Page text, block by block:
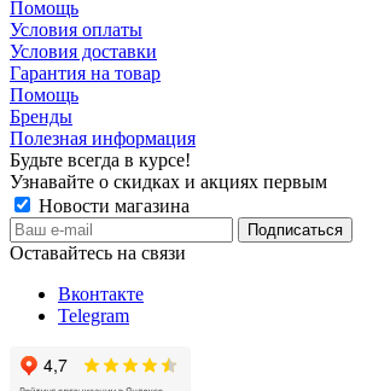
Помощь
Условия оплаты
Условия доставки
Гарантия на товар
Помощь
Бренды
Полезная информация
Будьте всегда в курсе!
Узнавайте о скидках и акциях первым
Новости магазина
Оставайтесь на связи
Вконтакте
Telegram